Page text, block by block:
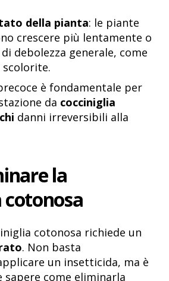
della pianta: le piante
crescere più lentamente o
debolezza generale, come
è fondamentale per
da cocciniglia
danni irreversibili alla
la
cotonosa
cotonosa richiede un
. Non basta
un insetticida, ma è
sapere come eliminarla